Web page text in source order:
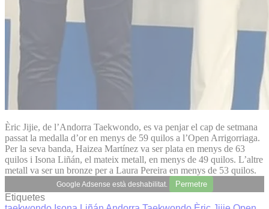
Èric Jijie, de l’Andorra Taekwondo, es va penjar el cap de setmana
passat la medalla d’or en menys de 59 quilos a l’Open Arrigorriaga.
Per la seva banda, Haizea Martínez va ser plata en menys de 63
quilos i Isona Liñán, el mateix metall, en menys de 49 quilos. L’altre
metall va ser un bronze per a Laura Pereira en menys de 53 quilos.
Google Adsense està deshabilitat. Permetre
Etiquetes